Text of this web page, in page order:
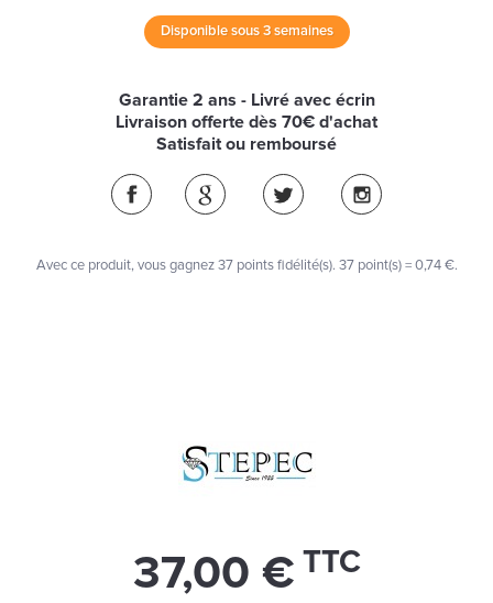
Disponible sous 3 semaines
Garantie 2 ans - Livré avec écrin
Livraison offerte dès 70€ d'achat
Satisfait ou remboursé
Avec ce produit, vous gagnez37points fidélité(s). 37 point(s) =0,74 €.
37,00 € TTC